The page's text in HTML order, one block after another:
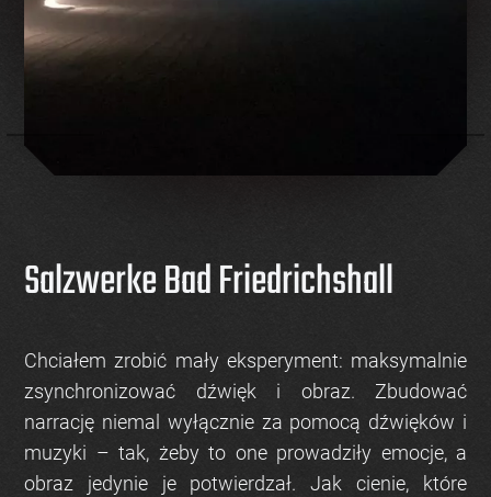
Salzwerke Bad Friedrichshall
Chciałem zrobić mały eksperyment: maksymalnie
zsynchronizować dźwięk i obraz. Zbudować
narrację niemal wyłącznie za pomocą dźwięków i
muzyki – tak, żeby to one prowadziły emocje, a
obraz jedynie je potwierdzał. Jak cienie, które